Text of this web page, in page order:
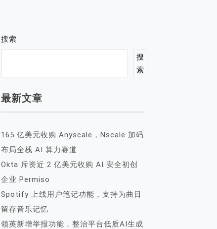
搜索
搜
索
最新文章
165 亿美元收购 Anyscale，Nscale 加码
布局全栈 AI 算力赛道
Okta 斥资近 2 亿美元收购 AI 安全初创
企业 Permiso
Spotify 上线用户笔记功能，支持为曲目
留存音乐记忆
领英新增举报功能，整治平台低质AI生成